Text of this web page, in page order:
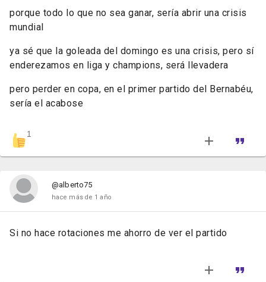
porque todo lo que no sea ganar, sería abrir una crisis
mundial
ya sé que la goleada del domingo es una crisis, pero sí
enderezamos en liga y champions, será llevadera
pero perder en copa, en el primer partido del Bernabéu,
sería el acabose
1
@alberto75
hace más de 1 año
Si no hace rotaciones me ahorro de ver el partido